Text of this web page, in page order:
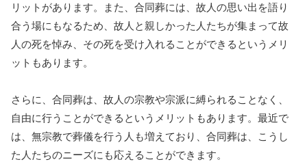
リットがあります。また、合同葬には、故人の思い出を語り
合う場にもなるため、故人と親しかった人たちが集まって故
人の死を悼み、その死を受け入れることができるというメリ
ットもあります。
さらに、合同葬は、故人の宗教や宗派に縛られることなく、
自由に行うことができるというメリットもあります。最近で
は、無宗教で葬儀を行う人も増えており、合同葬は、こうし
た人たちのニーズにも応えることができます。